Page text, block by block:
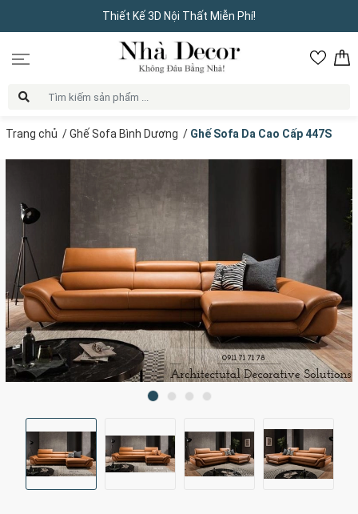
Thiết Kế 3D Nội Thất Miễn Phí!
Trang chủ /Ghế Sofa Bình Dương / Ghế Sofa Da Cao Cấp 447S